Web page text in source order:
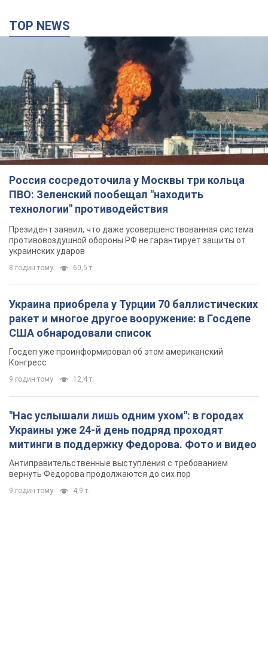
TOP NEWS
Россия сосредоточила у Москвы три кольца
ПВО: Зеленский пообещал "находить
технологии" противодействия
Президент заявил, что даже усовершенствованная система
противовоздушной обороны РФ не гарантирует защиты от
украинских ударов
8 годин тому 60,5 т.
Украина приобрела у Турции 70 баллистических
ракет и многое другое вооружение: в Госдепе
США обнародовали список
Госдеп уже проинформировал об этом американский
Конгресс
9 годин тому 12,4 т.
"Нас услышали лишь одним ухом": в городах
Украины уже 24-й день подряд проходят
митинги в поддержку Федорова. Фото и видео
Антиправительственные выступления с требованием
вернуть Федорова продолжаются до сих пор
9 годин тому 4,9 т.